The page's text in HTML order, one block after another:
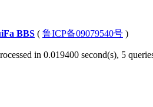
BBS ( 鲁ICP备09079540号 )
in 0.019400 second(s), 5